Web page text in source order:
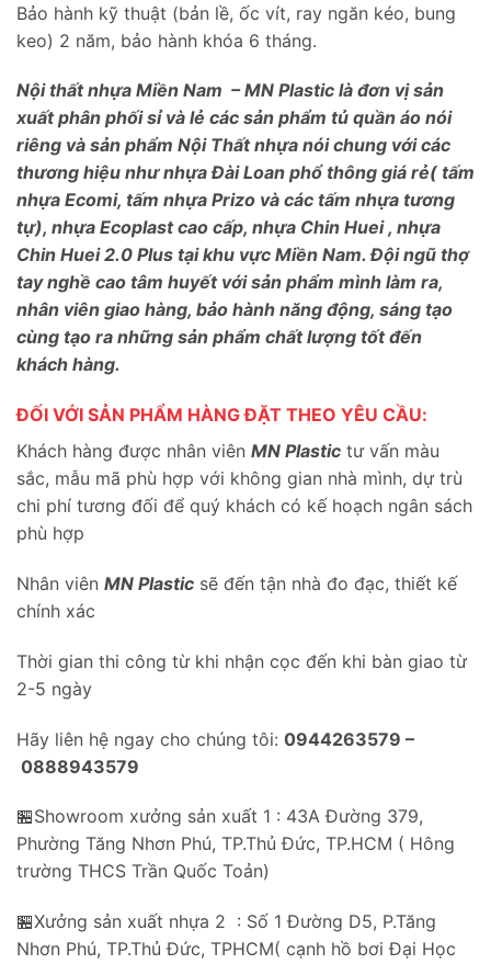
Bảo hành kỹ thuật (bản lề, ốc vít, ray ngăn kéo, bung
keo) 2 năm, bảo hành khóa 6 tháng.
Nội thất nhựa Miền Nam – MN Plastic là đơn vị sản
xuất phân phối sỉ và lẻ các sản phẩm tủ quần áo nói
riêng và sản phẩm Nội Thất nhựa nói chung với các
thương hiệu như nhựa Đài Loan phổ thông giá rẻ( tấm
nhựa Ecomi, tấm nhựa Prizo và các tấm nhựa tương
tự), nhựa Ecoplast cao cấp, nhựa Chin Huei , nhựa
Chin Huei 2.0 Plus tại khu vực Miền Nam. Đội ngũ thợ
tay nghề cao tâm huyết với sản phẩm mình làm ra,
nhân viên giao hàng, bảo hành năng động, sáng tạo
cùng tạo ra những sản phẩm chất lượng tốt đến
khách hàng.
ĐỐI VỚI SẢN PHẨM HÀNG ĐẶT THEO YÊU CẦU:
Khách hàng được nhân viên MN Plastic tư vấn màu
sắc, mẫu mã phù hợp với không gian nhà mình, dự trù
chi phí tương đối để quý khách có kế hoạch ngân sách
phù hợp
Nhân viên MN Plastic sẽ đến tận nhà đo đạc, thiết kế
chính xác
Thời gian thi công từ khi nhận cọc đến khi bàn giao từ
2-5 ngày
Hãy liên hệ ngay cho chúng tôi: 0944263579 –
0888943579
🏪Showroom xưởng sản xuất 1 : 43A Đường 379,
Phường Tăng Nhơn Phú, TP.Thủ Đức, TP.HCM ( Hông
trường THCS Trần Quốc Toản)
🏪Xưởng sản xuất nhựa 2 : Số 1 Đường D5, P.Tăng
Nhơn Phú, TP.Thủ Đức, TPHCM( cạnh hồ bơi Đại Học